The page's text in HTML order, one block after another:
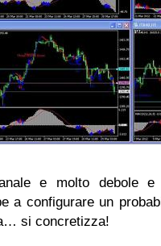
e molto debole
a configurare un
si concretizza!